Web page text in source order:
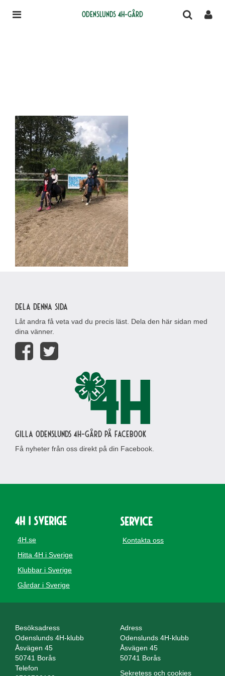
Odenslunds 4H-gård
Dela denna sida
Låt andra få veta vad du precis läst. Dela den här sidan med
dina vänner.
Gilla Odenslunds 4H-gård på Facebook
Få nyheter från oss direkt på din Facebook.
4H i Sverige
4H.se
Hitta 4H i Sverige
Klubbar i Sverige
Gårdar i Sverige
Service
Kontakta oss
Besöksadress
Odenslunds 4H-klubb
Åsvägen 45
50741 Borås
Adress
Odenslunds 4H-klubb
Åsvägen 45
50741 Borås
Telefon
Sekretess och cookies